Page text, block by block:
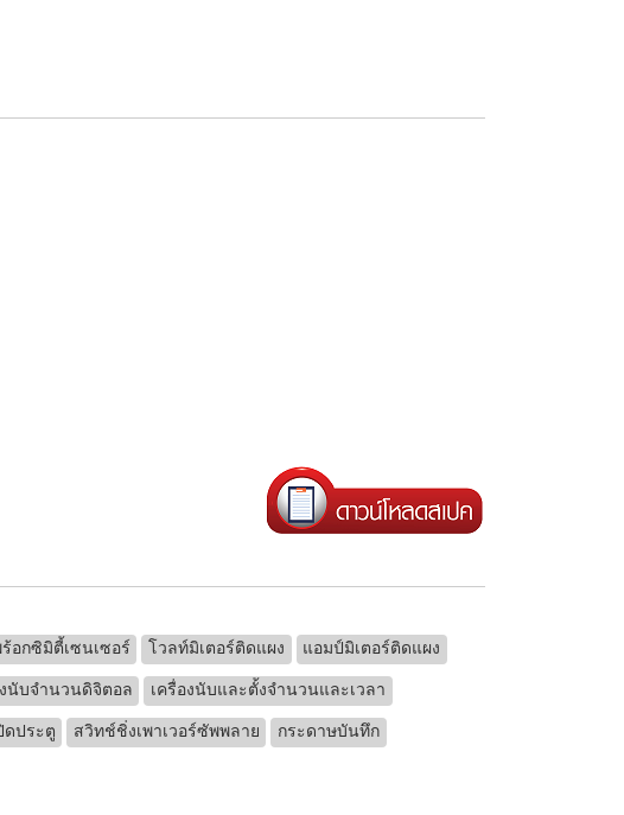
อกซิมิตี้เซนเซอร์ โวลท์มิเตอร์ติดแผง แอมป์มิเตอร์ติดแผง
งนับจำนวนดิจิตอล เครื่องนับและตั้งจำนวนและเวลา
ดประตู สวิทช์ชิ่งเพาเวอร์ซัพพลาย กระดาษบันทึก